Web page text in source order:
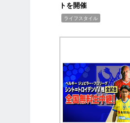
トを開催
ライフスタイル